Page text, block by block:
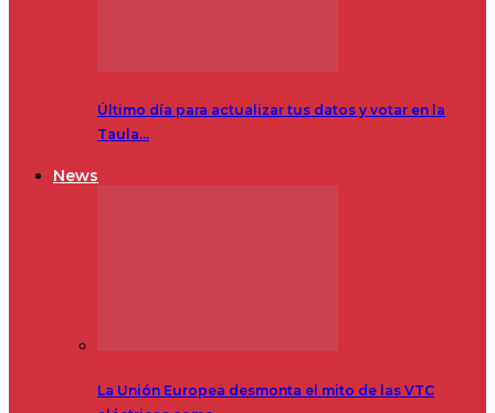
Último día para actualizar tus datos y votar en la
Taula…
News
La Unión Europea desmonta el mito de las VTC